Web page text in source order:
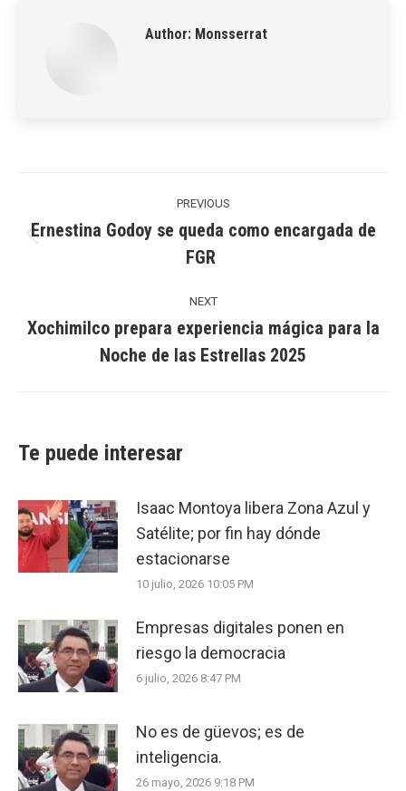
Author: Monsserrat
PREVIOUS
post:
Ernestina Godoy se queda como encargada de
FGR
NEXT
post:
Xochimilco prepara experiencia mágica para la
Noche de las Estrellas 2025
Te puede interesar
Isaac Montoya libera Zona Azul y
Satélite; por fin hay dónde
estacionarse
10 julio, 2026 10:05 PM
Empresas digitales ponen en
riesgo la democracia
6 julio, 2026 8:47 PM
No es de güevos; es de
inteligencia.
26 mayo, 2026 9:18 PM